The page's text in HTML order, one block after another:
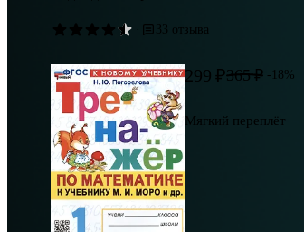
33 отзыва
299 ₽365 ₽ -18%
Мягкий переплёт